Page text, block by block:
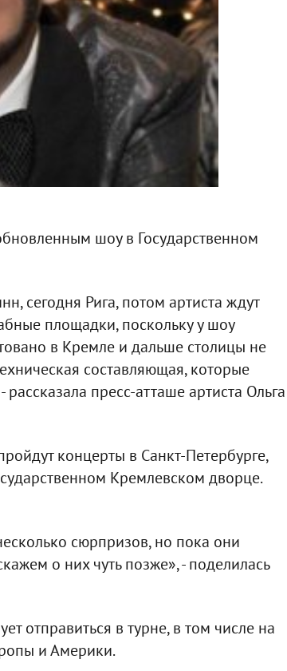
шоу в Государственном
сегодня Рига, потом артиста ждут
площадки, поскольку у шоу
в Кремле и дальше столицы не
составляющая, которые
пресс-атташе артиста Ольга
концерты в Санкт-Петербурге,
Кремлевском дворце.
сюрпризов, но пока они
о них чуть позже», - поделилась
отправиться в турне, в том числе на
и Америки.